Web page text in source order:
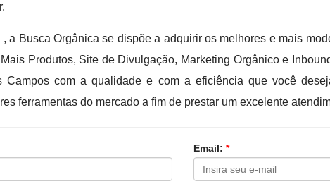
a Busca Orgânica se dispõe a adquirir os melhores e mais
Produtos, Site de Divulgação, Marketing Orgânico e
com a qualidade e com a eficiência que você
ferramentas do mercado a fim de prestar um excelente
Email: *